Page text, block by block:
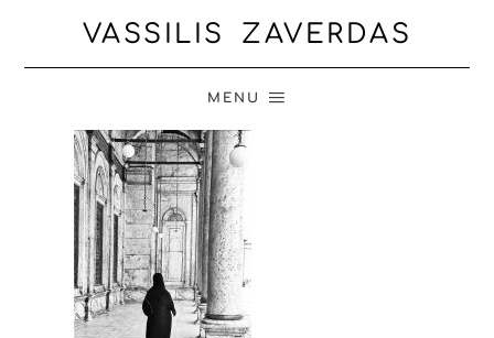
VASSILIS ZAVERDAS
MENU